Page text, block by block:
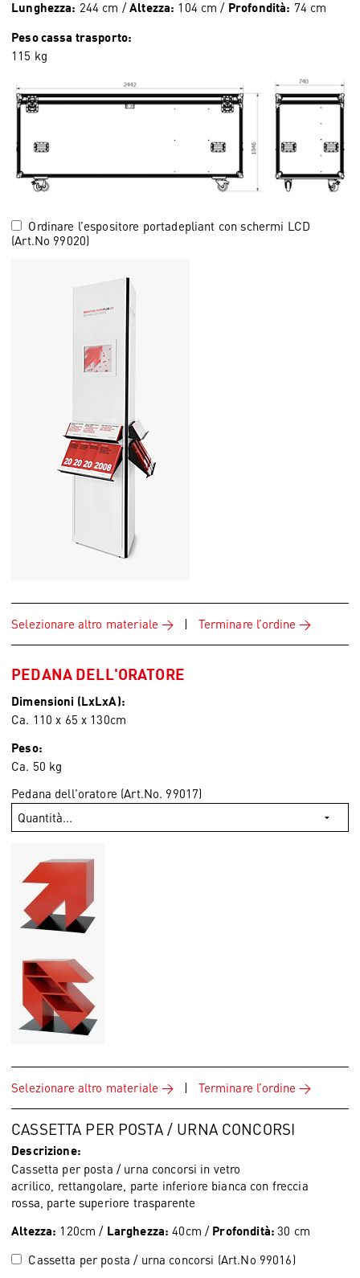
Lunghezza: 244 cm /Altezza: 104 cm / Profondità: 74 cm
Peso cassa trasporto:
115 kg
Ordinare l’espositore portadepliant con schermi LCD
(Art.No 99020)
Selezionare altro materiale | Terminare l’ordine
PEDANA DELL'ORATORE
Dimensioni (LxLxA):
Ca. 110 x 65 x 130cm
Peso:
Ca. 50 kg
Pedana dell'oratore (Art.No. 99017)
Selezionare altro materiale | Terminare l’ordine
CASSETTA PER POSTA / URNA CONCORSI
Descrizione:
Cassetta per posta / urna concorsi in vetro
acrilico, rettangolare, parte inferiore bianca con freccia
rossa, parte superiore trasparente
Altezza: 120cm / Larghezza: 40cm / Profondità:30 cm
Cassetta per posta / urna concorsi (Art.No 99016)